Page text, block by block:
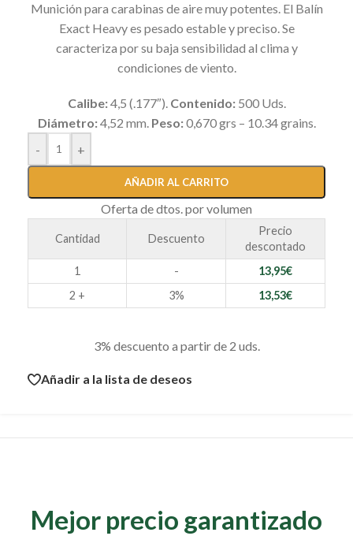
Munición para carabinas de aire muy potentes. El Balín
Exact Heavy es pesado estable y preciso. Se
caracteriza por su baja sensibilidad al clima y
condiciones de viento.
Calibe:4,5 (.177″). Contenido:500 Uds.
Diámetro:4,52 mm. Peso:0,670 grs – 10.34 grains.
-
+
AÑADIR AL CARRITO
Oferta de dtos. por volumen
Cantidad Descuento
Precio
descontado
1
- 13,95€
2 +
3% 13,53€
3% descuento a partir de 2 uds.
Añadir a la lista de deseos
Mejor precio garantizado